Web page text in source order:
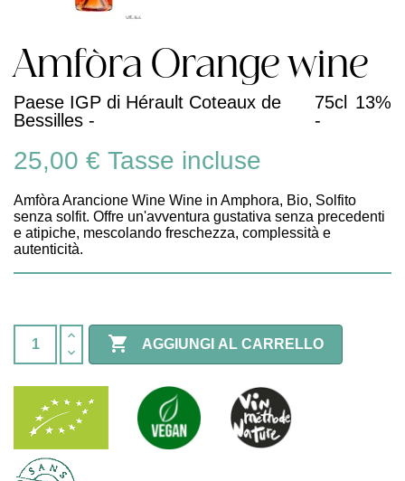
Amfòra Orange wine
Paese IGP di Hérault Coteaux de
Bessilles -
75cl
-
13%
25,00 € Tasse incluse
Amfòra Arancione Wine Wine in Amphora, Bio, Solfito
senza solfit. Offre un'avventura gustativa senza precedenti
e atipiche, mescolando freschezza, complessità e
autenticità.
 AGGIUNGI AL CARRELLO